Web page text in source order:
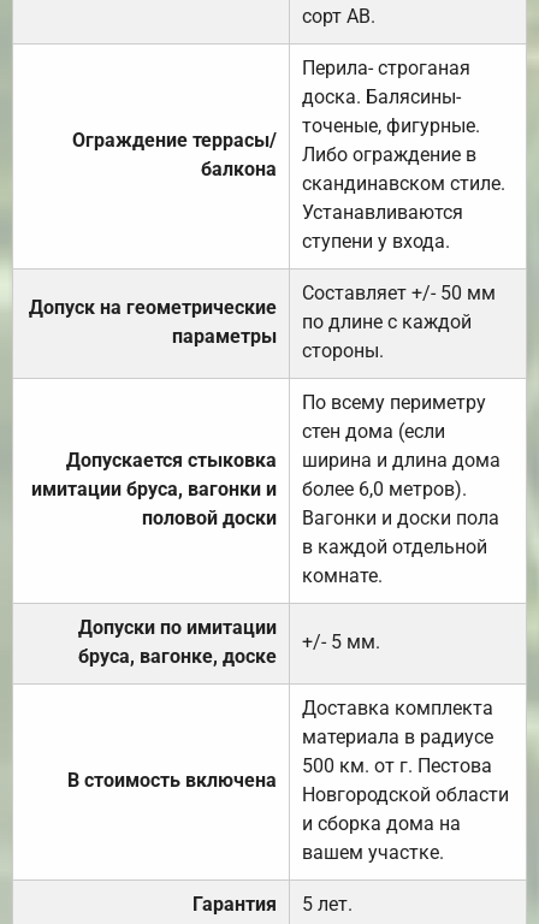
сорт АВ.
Ограждение террасы/
балкона
Перила- строганая
доска. Балясины-
точеные, фигурные.
Либо ограждение в
скандинавском стиле.
Устанавливаются
ступени у входа.
Допуск на геометрические
параметры
Составляет +/- 50 мм
по длине с каждой
стороны.
Допускается стыковка
имитации бруса, вагонки и
половой доски
По всему периметру
стен дома (если
ширина и длина дома
более 6,0 метров).
Вагонки и доски пола
в каждой отдельной
комнате.
Допуски по имитации
бруса, вагонке, доске
+/- 5 мм.
В стоимость включена
Доставка комплекта
материала в радиусе
500 км. от г. Пестова
Новгородской области
и сборка дома на
вашем участке.
Гарантия 5 лет.